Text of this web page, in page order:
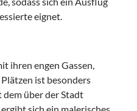
eignet.
ihren engen Gassen,
ist besonders
über der Stadt